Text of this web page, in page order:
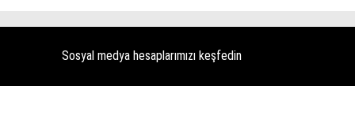
Sosyal medya hesaplarımızı keşfedin